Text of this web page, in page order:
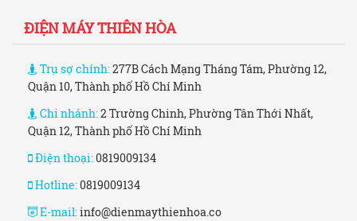
ĐIỆN MÁY THIÊN HÒA
Trụ sợ chính:277B Cách Mạng Tháng Tám, Phường 12,
Quận 10, Thành phố Hồ Chí Minh
Chi nhánh:2 Trường Chinh, Phường Tân Thới Nhất,
Quận 12, Thành phố Hồ Chí Minh
Điện thoại:0819009134
Hotline:0819009134
E-mail:info@dienmaythienhoa.co